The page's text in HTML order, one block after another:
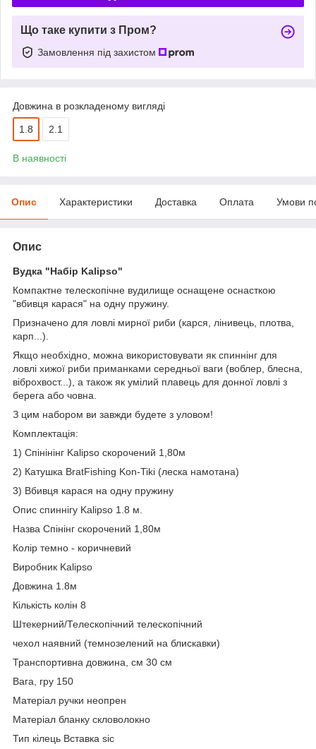
Що таке купити з Пром?
Замовлення під захистом
Довжина в розкладеному вигляді
1.8 2.1
В наявності
Опис Характеристики Доставка Оплата Умови
Опис
Вудка "Набір Kalipso"
Компактне телескопічне вудилище оснащене оснасткою
"вбивця карася" на одну пружину.
Призначено для ловлі мирної риби (карся, лінивець, плотва,
карп...).
Якщо необхідно, можна використовувати як спиннінг для
ловлі хижої риби приманками середньої ваги (воблер, блесна,
віброхвост...), а також як умілий плавець для донної ловлі з
берега або човна.
З цим набором ви завжди будете з уловом!
Комплектація:
1) Спінінінг Kalipso скорочений 1,80м
2) Катушка BratFishing Kon-Tiki (леска намотана)
3) Вбивця карася на одну пружину
Опис спиннігу Kalipso 1.8 м.
Назва Спінінг скорочений 1,80м
Колір темно - коричневий
Виробник Kalipso
Довжина 1.8м
Кількість колін 8
Штекерний/Телескопічний телескопічний
чехол наявний (темнозелений на блискавки)
Транспортивна довжина, см 30 см
Вага, гру 150
Матеріал ручки неопрен
Матеріал бланку скловолокно
Тип кілець Вставка sic